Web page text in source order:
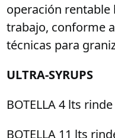
operación rentable
trabajo, conforme
técnicas para
ULTRA-SYRUPS
BOTELLA 4 lts
BOTELLA 11 lts